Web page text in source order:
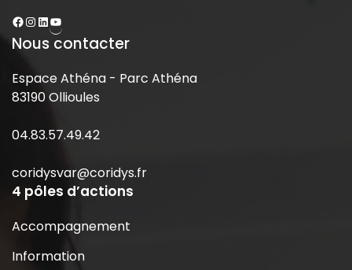
Nous contacter
Espace Athéna - Parc Athéna
83190 Ollioules
04.83.57.49.42
coridysvar@coridys.fr
4 pôles d’actions
Accompagnement
Information